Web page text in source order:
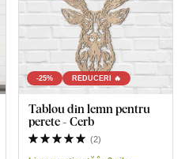
-25% REDUCERI 🔥
Tablou din lemn pentru
perete - Cerb
(2)